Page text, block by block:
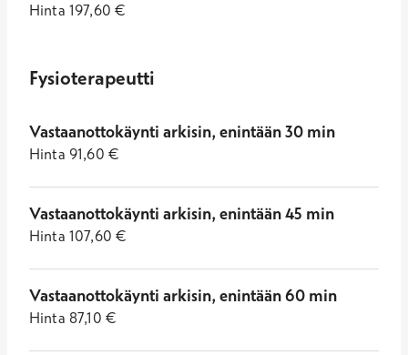
Hinta 197,60 €
Fysioterapeutti
Vastaanottokäynti arkisin, enintään 30 min
Hinta 91,60 €
Vastaanottokäynti arkisin, enintään 45 min
Hinta 107,60 €
Vastaanottokäynti arkisin, enintään 60 min
Hinta 87,10 €